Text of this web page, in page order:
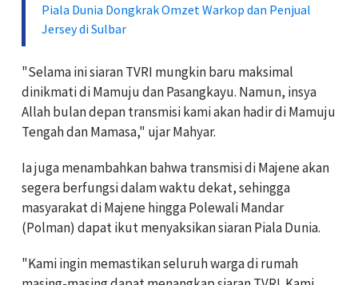
Piala Dunia Dongkrak Omzet Warkop dan Penjual
Jersey di Sulbar
"Selama ini siaran TVRI mungkin baru maksimal
dinikmati di Mamuju dan Pasangkayu. Namun, insya
Allah bulan depan transmisi kami akan hadir di Mamuju
Tengah dan Mamasa," ujar Mahyar.
Ia juga menambahkan bahwa transmisi di Majene akan
segera berfungsi dalam waktu dekat, sehingga
masyarakat di Majene hingga Polewali Mandar
(Polman) dapat ikut menyaksikan siaran Piala Dunia.
"Kami ingin memastikan seluruh warga di rumah